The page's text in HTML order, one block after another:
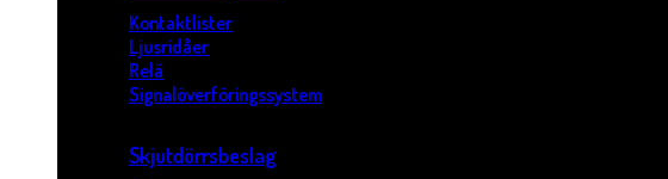
Kontaktlister
Ljusridåer
Relä
Signalöverföringssystem
Skjutdörrsbeslag